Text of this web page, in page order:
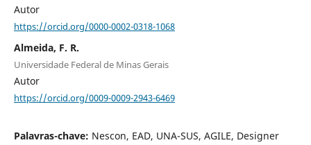
Autor
https://orcid.org/0000-0002-0318-1068
Almeida, F. R.
Universidade Federal de Minas Gerais
Autor
https://orcid.org/0009-0009-2943-6469
Palavras-chave: Nescon, EAD, UNA-SUS, AGILE, Designer